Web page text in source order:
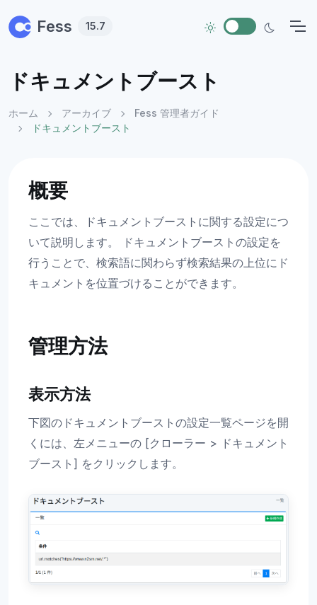
Fess 15.7
ドキュメントブースト
ホーム アーカイブ
Fess 管理者ガイド
ドキュメントブースト
概要
ここでは、ドキュメントブーストに関する設定につ
いて説明します。 ドキュメントブーストの設定を
行うことで、検索語に関わらず検索結果の上位にド
キュメントを位置づけることができます。
管理方法
表示方法
下図のドキュメントブーストの設定一覧ページを開
くには、左メニューの [クローラー > ドキュメント
ブースト] をクリックします。